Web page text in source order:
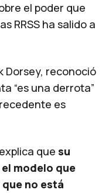
el poder que
RRSS ha salido a
Dorsey, reconoció
“es una derrota”
es
que su
modelo que
no está